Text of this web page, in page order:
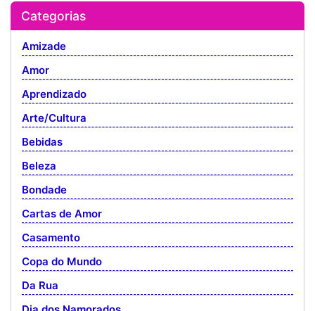
Categorias
Amizade
Amor
Aprendizado
Arte/Cultura
Bebidas
Beleza
Bondade
Cartas de Amor
Casamento
Copa do Mundo
Da Rua